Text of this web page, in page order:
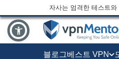
자사는 엄격한 테스트
블로그베스트 VPN